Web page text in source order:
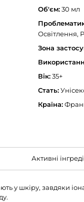
Об'єм:30 мл
Освітлення,
Зона
Вік:35+
Стать:
Країна:
Активні
у шкіру, завдяки